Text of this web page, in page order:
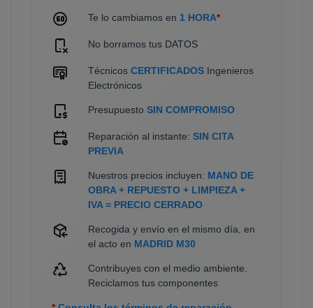
Te lo cambiamos en 1 HORA*
No borramos tus DATOS
Técnicos CERTIFICADOS Ingenieros
Electrónicos
Presupuesto SIN COMPROMISO
Reparación al instante: SIN CITA
PREVIA
Nuestros precios incluyen: MANO DE
OBRA + REPUESTO + LIMPIEZA +
IVA = PRECIO CERRADO
Recogida y envío en el mismo día, en
el acto en MADRID M30
Contribuyes con el medio ambiente.
Reciclamos tus componentes